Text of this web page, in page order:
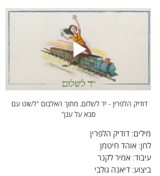
דודיק הלפרין - יד לשלום, מתוך האלבום "לשוט עם
סבא על ענן"
מילים: דודיק הלפרין
לחן: אוהד חיטמן
עיבוד: אמיר לקנר
ביצוע: דיאנה גולבי